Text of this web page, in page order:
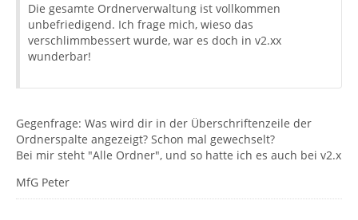
Die gesamte Ordnerverwaltung ist vollkommen
unbefriedigend. Ich frage mich, wieso das
verschlimmbessert wurde, war es doch in v2.xx
wunderbar!
Gegenfrage: Was wird dir in der Überschriftenzeile der
Ordnerspalte angezeigt? Schon mal gewechselt?
Bei mir steht "Alle Ordner", und so hatte ich es auch bei v2.x
MfG Peter